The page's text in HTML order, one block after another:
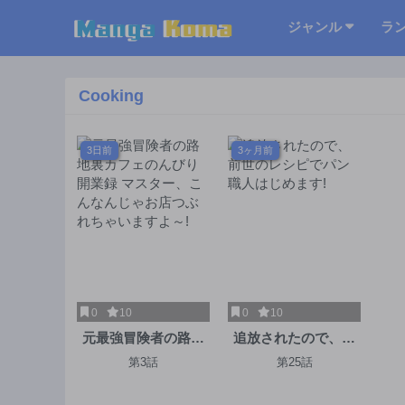
ジャンル ラ
Cooking
3日前
0 10
元最強冒険者の路地
裏カフェのんびり開
第3話
3ヶ月前
0 10
追放されたので、前
世のレシピでパン職
第25話